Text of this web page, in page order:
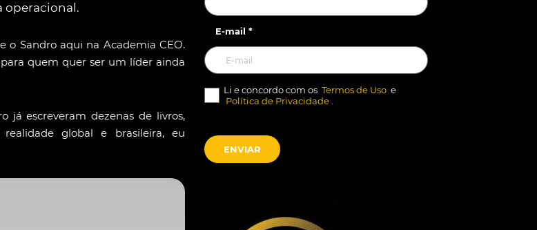
operacional.
o Sandro aqui na Academia CEO.
quem quer ser um líder ainda
já escreveram dezenas de livros,
global e brasileira, eu
E-mail *
Li e concordo com os Termos de Uso e
Política de Privacidade
ENVIAR